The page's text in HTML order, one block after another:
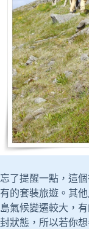
忘了提醒一點，這
有的套裝旅遊。其
島氣候變遷較大，
封狀態，所以若你